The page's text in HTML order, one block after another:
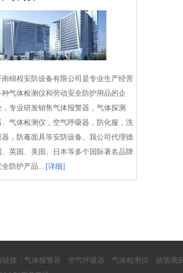
南锦程安防设备有限公司是专业生产经营
种气体检测仪和劳动安全防护用品的企
，专业研发销售气体报警器，气体探测
、气体检测仪，空气呼吸器，防化服，洗
器，防毒面具等安防设备。我公司代理德
、英国、美国、日本等多个国际著名品牌
全防护产品... [详细]
接： 气体报警器 空气呼吸器 气体检测仪
搪玻璃